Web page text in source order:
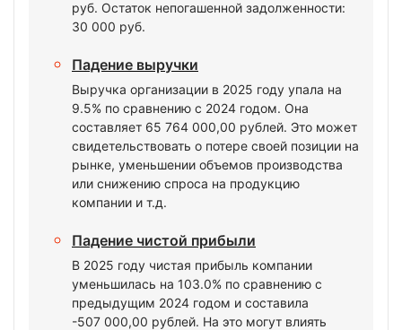
руб. Остаток непогашенной задолженности:
30 000 руб.
Падение выручки
Выручка организации в 2025 году упала на
9.5% по сравнению с 2024 годом. Она
составляет 65 764 000,00 рублей. Это может
свидетельствовать о потере своей позиции на
рынке, уменьшении объемов производства
или снижению спроса на продукцию
компании и т.д.
Падение чистой прибыли
В 2025 году чистая прибыль компании
уменьшилась на 103.0% по сравнению с
предыдущим 2024 годом и составила
-507 000,00 рублей. На это могут влиять